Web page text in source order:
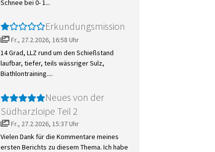
Schnee bei 0- 1...
Erkundungsmission
Fr., 27.2.2026, 16:58 Uhr
14 Grad, LLZ rund um den Schießstand
laufbar, tiefer, teils wässriger Sulz,
Biathlontraining....
Neues von der
Südharzloipe Teil 2
Fr., 27.2.2026, 15:37 Uhr
Vielen Dank für die Kommentare meines
ersten Berichts zu diesem Thema. Ich habe